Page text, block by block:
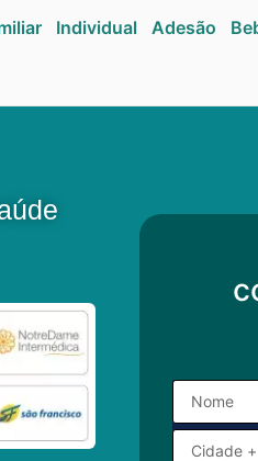
Individual Adesão